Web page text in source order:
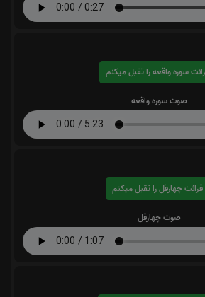
واقعه را تقبل میکنم
صوت سوره واقعه
قرائت چهارقل را تقبل میکنم
صوت چهارقل